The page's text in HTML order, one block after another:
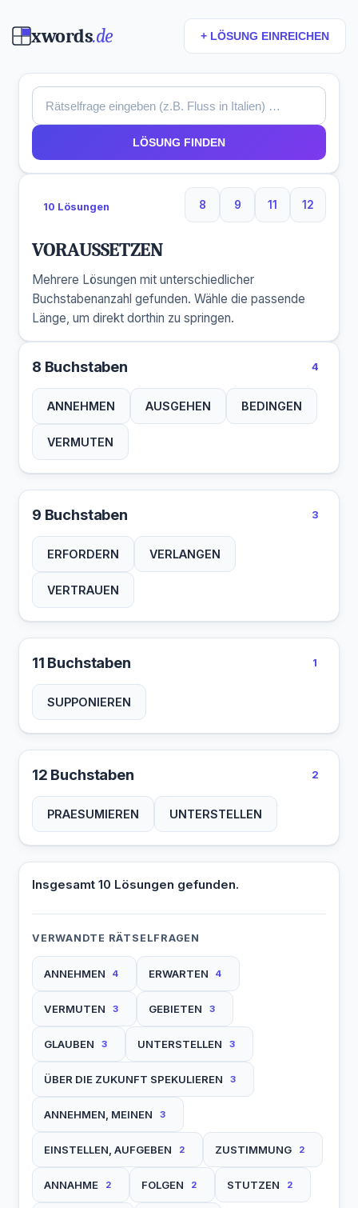
xwords.de + LÖSUNG EINREICHEN
LÖSUNG FINDEN
10 Lösungen 8
8 Buchstaben
9
9 Buchstaben
11
11 Buchstaben
12
12
VORAUSSETZEN
Mehrere Lösungen mit unterschiedlicher
Buchstabenanzahl gefunden. Wähle die passende
Länge, um direkt dorthin zu springen.
8 Buchstaben 4
ANNEHMEN AUSGEHEN BEDINGEN
VERMUTEN
9 Buchstaben 3
ERFORDERN VERLANGEN
VERTRAUEN
11 Buchstaben 1
SUPPONIEREN
12 Buchstaben 2
PRAESUMIEREN UNTERSTELLEN
Insgesamt 10 Lösungen gefunden.
VERWANDTE RÄTSELFRAGEN
ANNEHMEN 4 ERWARTEN 4
VERMUTEN 3 GEBIETEN 3
GLAUBEN 3 UNTERSTELLEN 3
ÜBER DIE ZUKUNFT SPEKULIEREN 3
ANNEHMEN, MEINEN 3
EINSTELLEN, AUFGEBEN 2 ZUSTIMMUNG 2
ANNAHME 2 FOLGEN 2 STUTZEN 2